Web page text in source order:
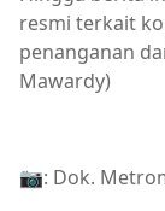
resmi terkait
penanganan
Mawardy)
📷: Dok.